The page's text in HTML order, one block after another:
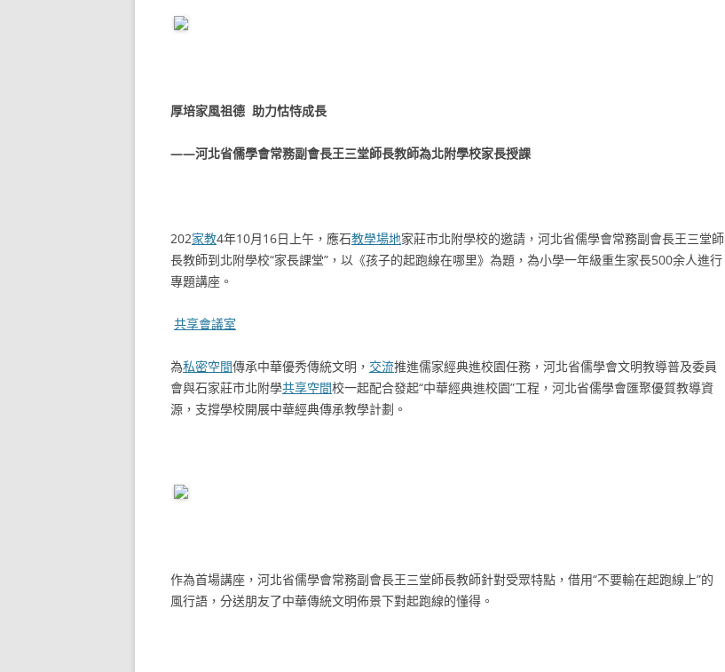
厚培家風祖德 助力怙恃成長
——河北省儒學會常務副會長王三堂師長教師為北附學校家長授課
202家教4年10月16日上午，應石教學場地家莊市北附學校的邀請，河北省儒學會常務副會長王三堂師
長教師到北附學校“家長課堂”，以《孩子的起跑線在哪里》為題，為小學一年級重生家長500余人進行
專題講座。
共享會議室
為私密空間傳承中華優秀傳統文明， 交流推進儒家經典進校園任務，河北省儒學會文明教導普及委員
會與石家莊市北附學共享空間校一起配合發起“中華經典進校園”工程，河北省儒學會匯聚優質教導資
源，支撐學校開展中華經典傳承教學計劃。
作為首場講座，河北省儒學會常務副會長王三堂師長教師針對受眾特點，借用“不要輸在起跑線上”的
風行語，分送朋友了中華傳統文明佈景下對起跑線的懂得。